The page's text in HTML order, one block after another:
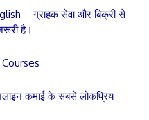
– ग्राहक सेवा और बिक्री से
है।
कमाई के सबसे लोकप्रिय